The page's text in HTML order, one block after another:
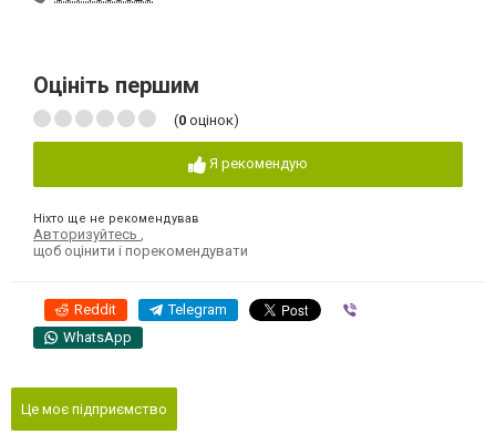
Оцініть першим
(0 оцінок)
Я рекомендую
Ніхто ще не рекомендував
Авторизуйтесь
щоб оцінити і порекомендувати
Reddit Telegram
WhatsApp
Це моє підприємство